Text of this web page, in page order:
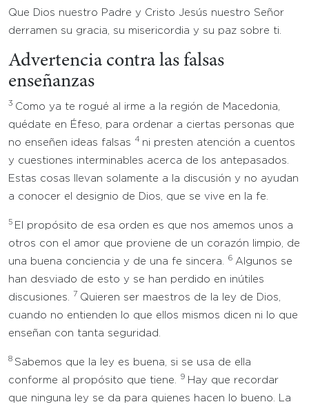
Que Dios nuestro Padre y Cristo Jesús nuestro Señor
derramen su gracia, su misericordia y su paz sobre ti.
Advertencia contra las falsas
enseñanzas
3 Como ya te rogué al irme a la región de Macedonia,
quédate en Éfeso, para ordenar a ciertas personas que
no enseñen ideas falsas
4 ni presten atención a cuentos
y cuestiones interminables acerca de los antepasados.
Estas cosas llevan solamente a la discusión y no ayudan
a conocer el designio de Dios, que se vive en la fe.
5 El propósito de esa orden es que nos amemos unos a
otros con el amor que proviene de un corazón limpio, de
una buena conciencia y de una fe sincera.
6 Algunos se
han desviado de esto y se han perdido en inútiles
discusiones.
7 Quieren ser maestros de la ley de Dios,
cuando no entienden lo que ellos mismos dicen ni lo que
enseñan con tanta seguridad.
8 Sabemos que la ley es buena, si se usa de ella
conforme al propósito que tiene.
9 Hay que recordar
que ninguna ley se da para quienes hacen lo bueno. La